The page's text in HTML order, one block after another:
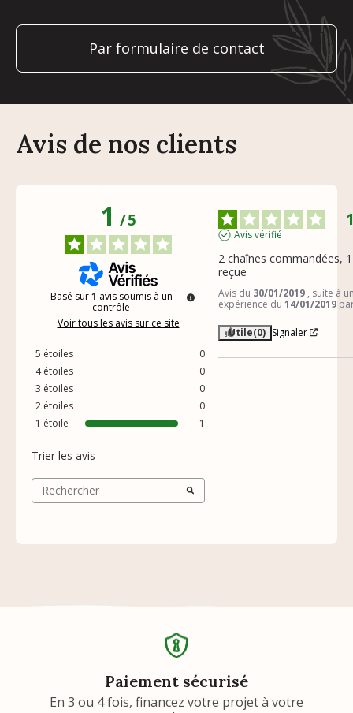
Par formulaire de contact
Avis de nos clients
1/5
Basé sur1 avis soumis à un
contrôle
Voir tous les avis sur ce site
5 étoiles
0
4étoiles
0
3 étoiles
0
2 étoiles
0
1 étoile 1
Trier les avis
Avis vérifié
2 chaînes commandées, 1
reçue
Avis du 30/01/2019 , suite à
expérience du 14/01/2019
Utile(0) Signaler
Paiement sécurisé
En 3 ou 4 fois, financez votre projet à votre